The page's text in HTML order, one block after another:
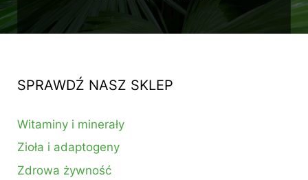
SPRAWDŹ NASZ SKLEP
Witaminy i minerały
Zioła i adaptogeny
Zdrowa żywność